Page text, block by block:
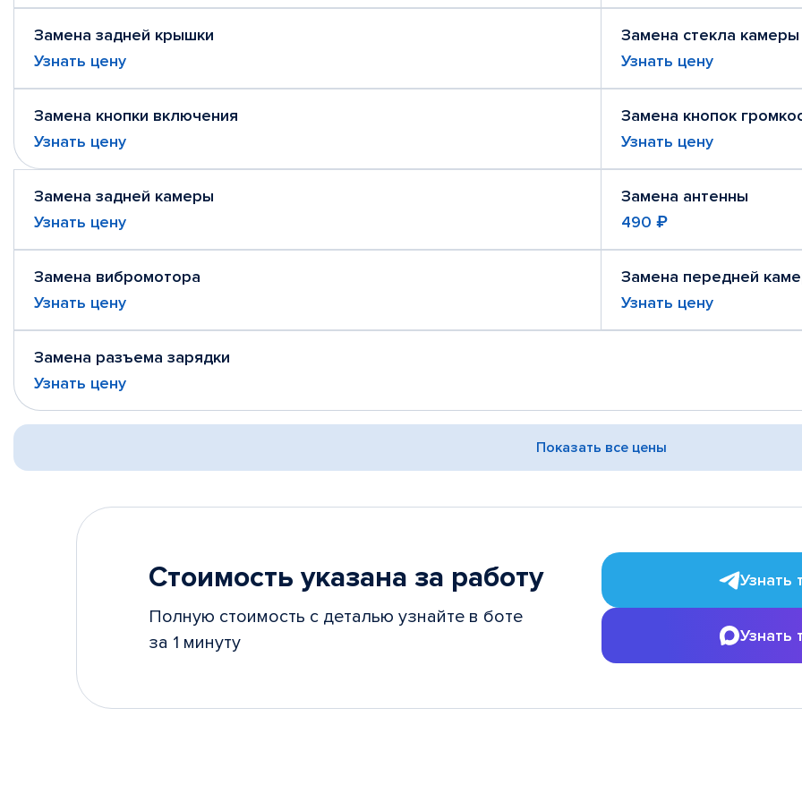
Замена задней крышки
Узнать цену
Замена стекла камеры
Узнать цену
Замена кнопки включения
Узнать цену
Замена кнопок
Узнать цену
Замена задней камеры
Узнать цену
Замена антенны
490 ₽
Замена вибромотора
Узнать цену
Замена передней
Узнать цену
Замена разъема зарядки
Узнать цену
Показать все цены
Стоимость указана за работу
Полную стоимость с деталью узнайте в боте
за 1 минуту
Узнать
Узнать